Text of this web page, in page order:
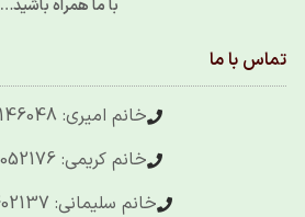
با ما همراه باشید…
تماس با ما
خانم امیری: 09192146048
خانم کریمی: 09194052176
خانم سلیمانی: 09192402137